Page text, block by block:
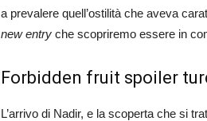
a prevalere quell’ostilità che aveva
new entry che scopriremo essere in
Forbidden fruit spoiler
L’arrivo di Nadir, e la scoperta che si